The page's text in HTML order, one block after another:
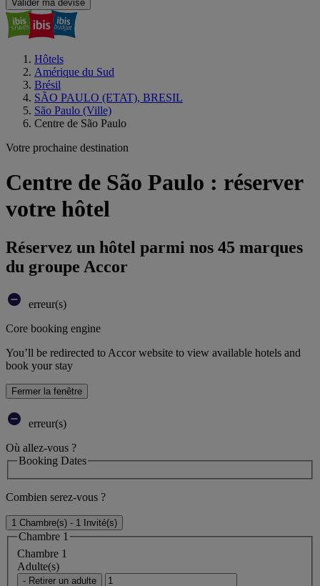
Valider ma devise
Hôtels
Amérique du Sud
Brésil
SÃO PAULO (ETAT), BRESIL
São Paulo (Ville)
Centre de São Paulo
Votre prochaine destination
Centre de São Paulo : réserver
votre hôtel
Réservez un hôtel parmi nos 45 marques
du groupe Accor
erreur(s)
Core booking engine
You’ll be redirected to Accor website to view available hotels and
book your stay
Fermer la fenêtre
erreur(s)
Où allez-vous ?
Booking Dates
Combien serez-vous ?
1 Chambre(s) - 1 Invité(s)
Chambre 1
Chambre 1
Adulte(s)
- Retirer un adulte